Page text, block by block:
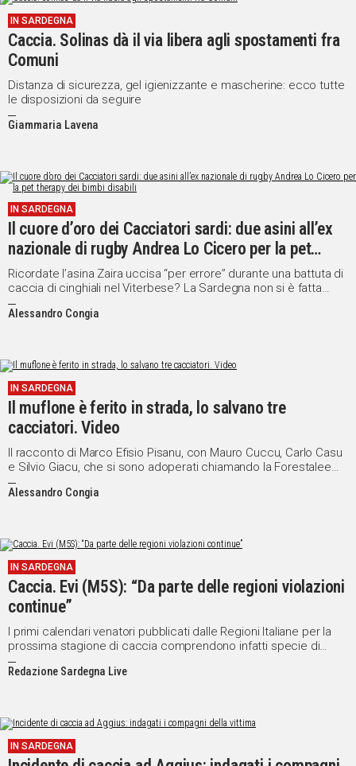
IN SARDEGNA
Caccia. Solinas dà il via libera agli spostamenti fra
Comuni
Distanza di sicurezza, gel igienizzante e mascherine: ecco tutte
le disposizioni da seguire
Giammaria Lavena
IN SARDEGNA
Il cuore d’oro dei Cacciatori sardi: due asini all’ex
nazionale di rugby Andrea Lo Cicero per la pet
therapy dei bimbi disabili
Ricordate l’asina Zaira uccisa “per errore” durante una battuta di
caccia di cinghiali nel Viterbese? La Sardegna non si è fatta
attendere: ecco la solidarietà di Cpt Sardegna
Alessandro Congia
IN SARDEGNA
Il muflone è ferito in strada, lo salvano tre
cacciatori. Video
Il racconto di Marco Efisio Pisanu, con Mauro Cuccu, Carlo Casu
e Silvio Giacu, che si sono adoperati chiamando la Forestalee
salvando l’animale
Alessandro Congia
IN SARDEGNA
Caccia. Evi (M5S): “Da parte delle regioni violazioni
continue”
I primi calendari venatori pubblicati dalle Regioni Italiane per la
prossima stagione di caccia comprendono infatti specie di
uccelli a rischio
Redazione Sardegna Live
IN SARDEGNA